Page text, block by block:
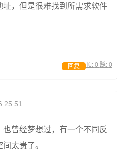
址，但是很难找到所需求软件
顶: 0 踩: 0
回复
也曾经梦想过，有一个不同反
太贵了。